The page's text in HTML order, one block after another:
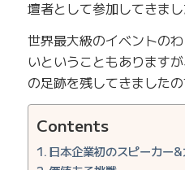
壇者として参加してきまし
世界最大級のイベントの
いということもあります
の足跡を残してきました
Contents
日本企業初のスピーカー